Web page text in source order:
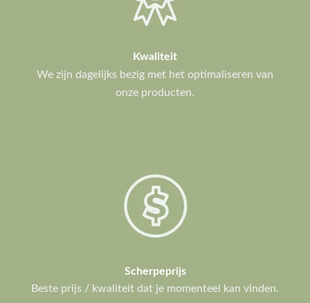
Kwaliteit
We zijn dagelijks bezig met het optimaliseren van
onze producten.
Scherpeprijs
Beste prijs / kwaliteit dat je momenteel kan vinden.